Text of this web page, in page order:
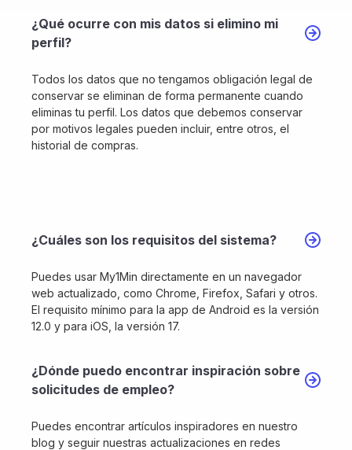
¿Qué ocurre con mis datos si elimino mi
perfil?
Todos los datos que no tengamos obligación legal de
conservar se eliminan de forma permanente cuando
eliminas tu perfil. Los datos que debemos conservar
por motivos legales pueden incluir, entre otros, el
historial de compras.
¿Cuáles son los requisitos del sistema?
Puedes usar My1Min directamente en un navegador
web actualizado, como Chrome, Firefox, Safari y otros.
El requisito mínimo para la app de Android es la versión
12.0 y para iOS, la versión 17.
¿Dónde puedo encontrar inspiración sobre
solicitudes de empleo?
Puedes encontrar artículos inspiradores en nuestro
blog y seguir nuestras actualizaciones en redes